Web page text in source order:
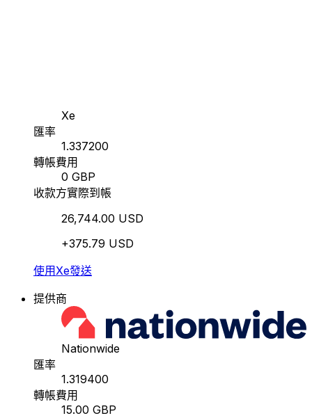
Xe
匯率
1.337200
轉帳費用
0 GBP
收款方實際到帳
26,744.00 USD
+375.79 USD
使用Xe發送
提供商
Nationwide
匯率
1.319400
轉帳費用
15.00 GBP